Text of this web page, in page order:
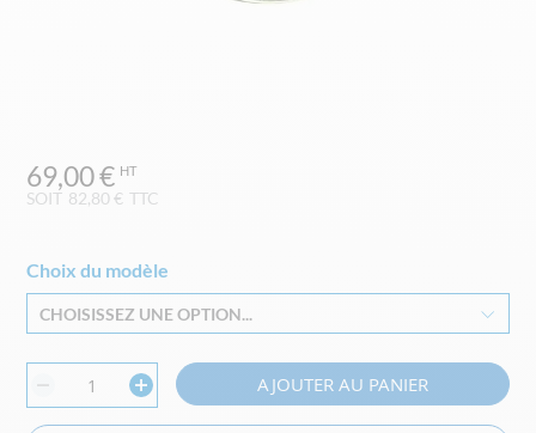
SOIT 82,80 € TTC
69,00 €
Choix du modèle
CHOISISSEZ UNE OPTION...
AJOUTER AU PANIER
to
the
the
images
gallery